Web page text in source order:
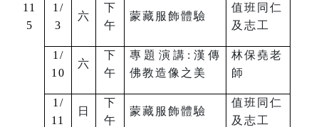
11
5
1/
3
六
下
午
蒙藏服飾體驗
值班同仁
及志工
1/
10
六
下
午
專題演講:漢傳
佛教造像之美
林保堯老
師
1/
11
日
下
午
蒙藏服飾體驗
值班同仁
及志工